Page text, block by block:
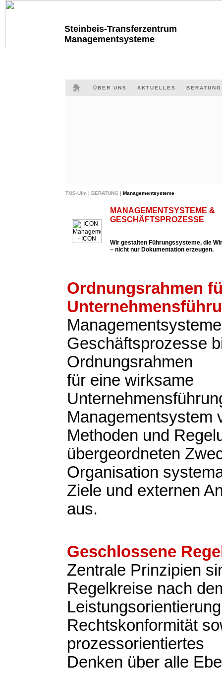
Steinbeis-Transferzentrum
Managementsysteme
ÜBER UNS AKTUELLES
TMS-Ulm | BERATUNG | Managementsysteme
MANAGEMENTSYSTEME &
GESCHÄFTSPROZESSE
Wir gestalten Führungssysteme, die
– nicht nur Dokumentation erzeugen.
Ordnungsrahmen
Geschäftsprozesse
Ordnungsrahmen
für eine wirksame
Managementsystem
Methoden und
übergeordneten
Organisation
Ziele und externen
aus.
Geschlossene
Zentrale Prinzipien
Regelkreise nach
Rechtskonformität
prozessorientiertes
Denken über alle